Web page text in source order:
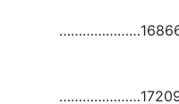
…………………
…………………